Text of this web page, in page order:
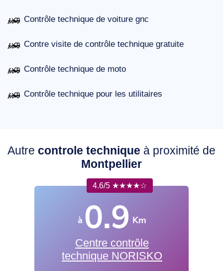
Contrôle technique de voiture gnc
Contre visite de contrôle technique gratuite
Contrôle technique de moto
Contrôle technique pour les utilitaires
Autre controle technique à proximité de
Montpellier
4.6/5 ★★★★☆
à 0.9 Km
Centre contrôle
technique NORISKO